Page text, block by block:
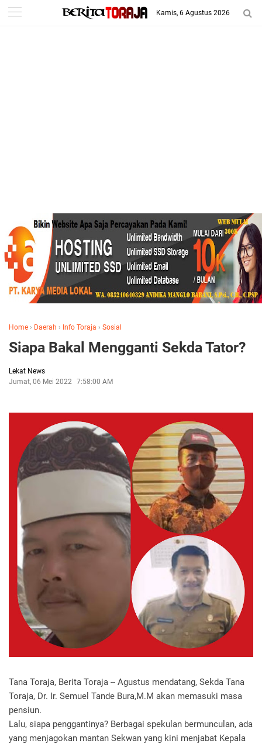
Kamis, 6 Agustus 2026
Home › Daerah › Info Toraja › Sosial
Siapa Bakal Mengganti Sekda Tator?
Lekat News
Jumat, 06 Mei 2022 7:58:00 AM
Tana Toraja, Berita Toraja -- Agustus mendatang, Sekda Tana
Toraja, Dr. Ir. Semuel Tande Bura,M.M akan memasuki masa
pensiun.
Lalu, siapa penggantinya? Berbagai spekulan bermunculan, ada
yang menjagokan mantan Sekwan yang kini menjabat Kepala